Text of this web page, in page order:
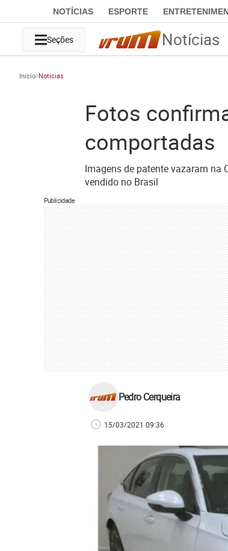
NOTÍCIAS ESPORTE
Seções Notícias
Início Notícias
Fotos
comportadas
Imagens de patente vazaram na
vendido no Brasil
Publicidade
Pedro Cerqueira
15/03/2021 09:36